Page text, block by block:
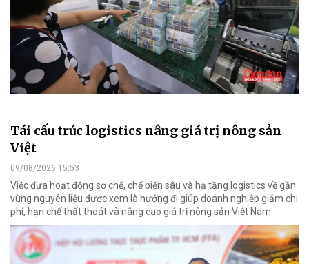
Tái cấu trúc logistics nâng giá trị nông sản
Việt
09/08/2026 15:53
Việc đưa hoạt động sơ chế, chế biến sâu và hạ tầng logistics về gần
vùng nguyên liệu được xem là hướng đi giúp doanh nghiệp giảm chi
phí, hạn chế thất thoát và nâng cao giá trị nông sản Việt Nam.